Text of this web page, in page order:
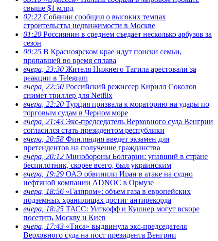
свыше $1 млрд
02:22 Собянин сообщил о высоких темпах
строительства недвижимости в Москве
01:20 Россиянин в среднем съедает несколько арбузов за
сезон
00:25 В Красноярском крае идут поиски семьи,
пропавшей во время сплава
вчера, 23:30 Жителя Нижнего Тагила арестовали за
реакции в Теlegram
вчера, 22:50 Российский режиссер Кирилл Соколов
снимет триллер для Netflix
вчера, 22:20 Турция призвала к мораторию на удары по
торговым судам в Черном море
вчера, 21:43 Экс-председатель Верховного суда Венгрии
согласился стать президентом республики
вчера, 20:58 Финляндия введет экзамен для
претендентов на получение гражданства
вчера, 20:12 Минобороны Болгарии: упавший в стране
беспилотник, скорее всего, был украинским
вчера, 19:29 ОАЭ обвинили Иран в атаке на судно
нефтяной компании ADNOC в Ормузе
вчера, 18:56 «Газпром»: объем газа в европейских
подземных хранилищах достиг антирекорда
вчера, 18:25 ТАСС: Уиткофф и Кушнер могут вскоре
посетить Москву и Киев
вчера, 17:43 «Тиса» выдвинула экс-председателя
Верховного суда на пост президента Венгрии